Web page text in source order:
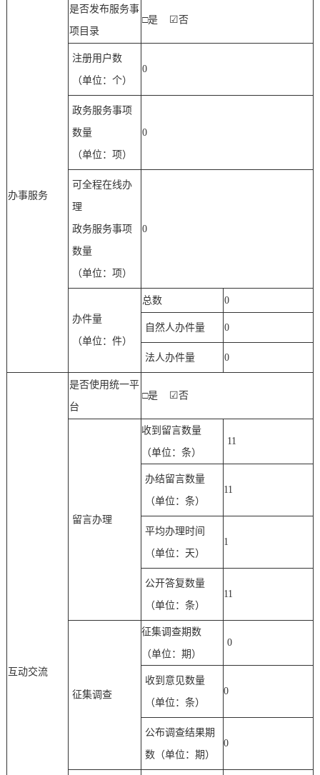
办事服务
是否发布服务事
项目录
□是 ☑否
注册用户数
（单位：个）
0
政务服务事项
数量
（单位：项）
0
可全程在线办
理
政务服务事项
数量
（单位：项）
0
办件量
（单位：件）
总数 0
自然人办件量 0
法人办件量 0
互动交流
是否使用统一平
台
□是 ☑否
留言办理
收到留言数量
（单位：条）
11
办结留言数量
（单位：条）
11
平均办理时间
（单位：天）
1
公开答复数量
（单位：条）
11
征集调查
征集调查期数
（单位：期）
0
收到意见数量
（单位：条）
0
公布调查结果期
数（单位：期）
0